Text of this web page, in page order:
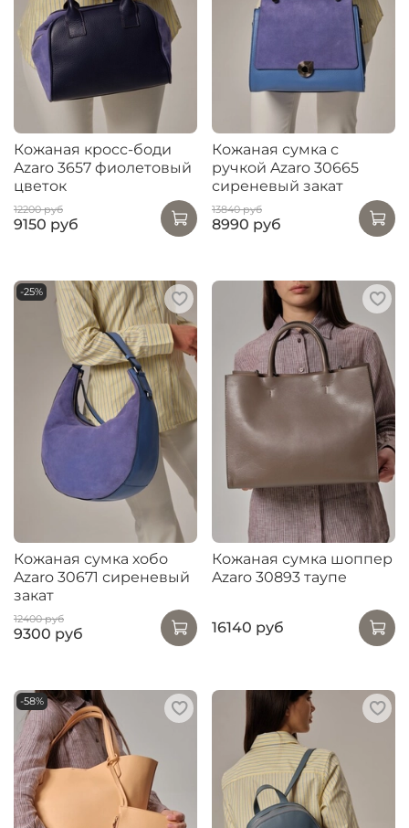
Кожаная кросс-боди
Azaro 3657 фиолетовый
цветок
12200 руб
9150 руб
Кожаная сумка с
ручкой Azaro 30665
сиреневый закат
13840 руб
8990 руб
-25%
Кожаная сумка хобо
Azaro 30671 сиреневый
закат
12400 руб
9300 руб
Кожаная сумка шоппер
Azaro 30893 таупе
16140 руб
-58%